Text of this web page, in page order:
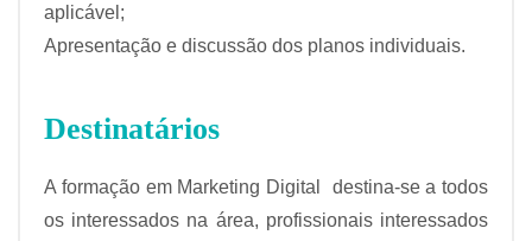
aplicável;
Apresentação e discussão dos planos individuais.
Destinatários
A formação em Marketing Digital destina-se a todos
os interessados na área, profissionais interessados